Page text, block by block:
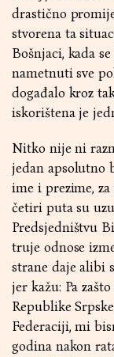
drastično
stvorena ta
Bošnjaci, kada
nametnuti sve
događalo kroz
iskorištena je
Nitko nije ni
jedan apsolutno
ime i prezime,
četiri puta su
Predsjedništvu
truje odnose
strane daje alibi
jer kažu: Pa
Republike
Federaciji, mi
godina nakon